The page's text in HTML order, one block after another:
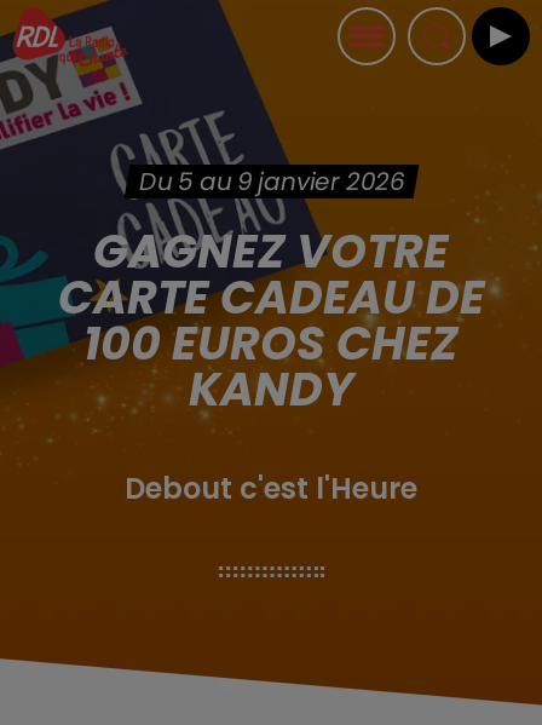
Du 5 au 9 janvier 2026
GAGNEZ VOTRE
CARTE CADEAU DE
100 EUROS CHEZ
KANDY
Debout c'est l'Heure